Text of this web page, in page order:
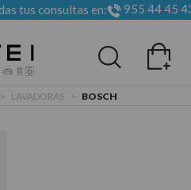
tus consultas en: 955 44 45
> LAVADORAS > BOSCH